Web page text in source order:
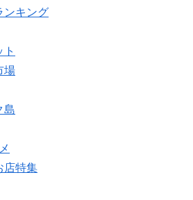
ンキング
場
島
店特集